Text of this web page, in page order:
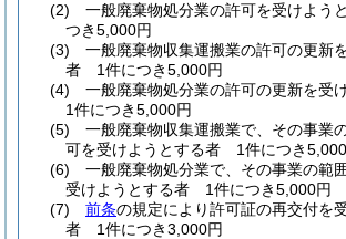
(2)
一般廃棄物処分業の許可を受けよう
つき5,000円
(3)
一般廃棄物収集運搬業の許可の更新
者 1件につき5,000円
(4)
一般廃棄物処分業の許可の更新を受
1件につき5,000円
(5)
一般廃棄物収集運搬業で、その事業
可を受けようとする者 1件につき
(6)
一般廃棄物処分業で、その事業の範
受けようとする者 1件につき5,000円
(7)
前条の規定により許可証の再交付を
者 1件につき3,000円